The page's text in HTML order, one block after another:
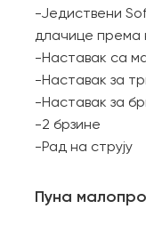
-Једиствени
длачице према
-Наставак са
-Наставак за
-Наставак за
-2 брзине
-Рад на струју
Пуна